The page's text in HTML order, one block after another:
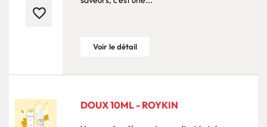
favorite_border
Voir le détail
DOUX 10ML - ROYKIN